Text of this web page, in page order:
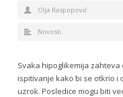
Olja Raspopović
Novosti
Svaka hipoglikemija zahteva
ispitivanje kako bi se otkrio i
uzrok. Posledice mogu biti